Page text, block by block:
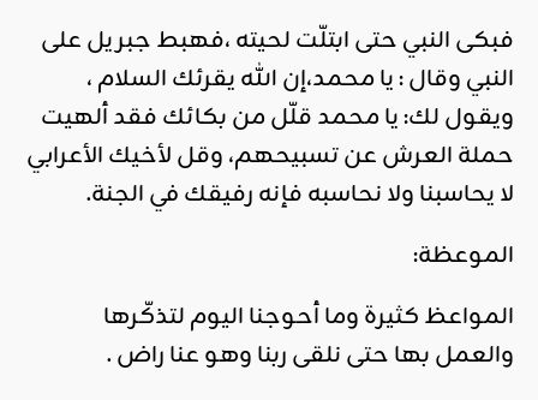
فبكى النبي حتى ابتلّت لحيته ،فهبط جبريل على
النبي وقال : يا محمد،إن الله يقرئك السلام ،
ويقول لك: يا محمد قلّل من بكائك فقد ألهيت
حملة العرش عن تسبيحهم، وقل لأخيك الأعرابي
لا يحاسبنا ولا نحاسبه فإنه رفيقك في الجنة.
الموعظة:
المواعظ كثيرة وما أحوجنا اليوم لتذكّرها
والعمل بها حتى نلقى ربنا وهو عنا راض .